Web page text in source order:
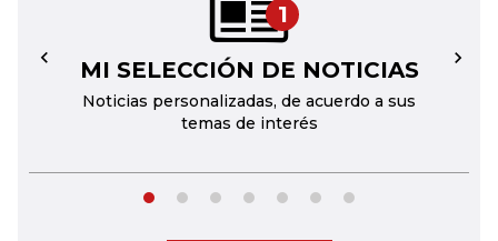
1
MI SELECCIÓN DE NOTICIAS
Noticias personalizadas, de acuerdo a sus
temas de interés
← →